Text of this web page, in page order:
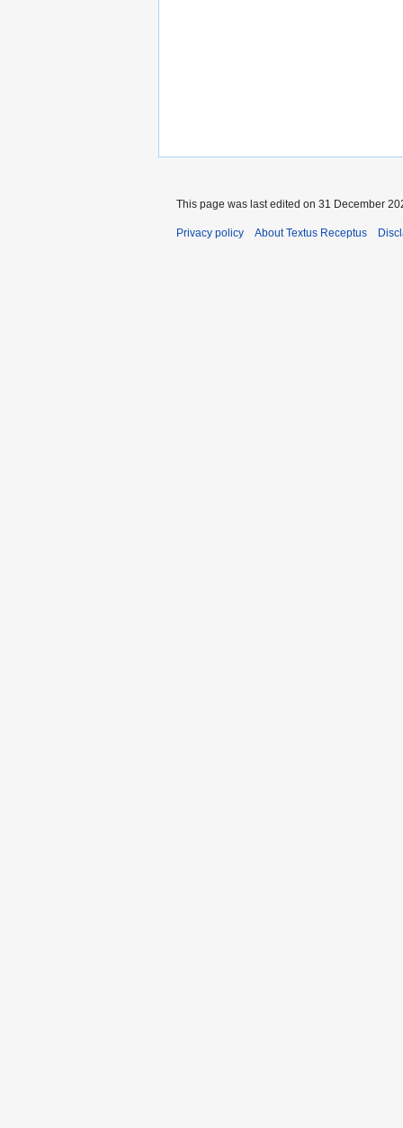
This page was last edited on 31 December
Privacy policy About Textus Receptus